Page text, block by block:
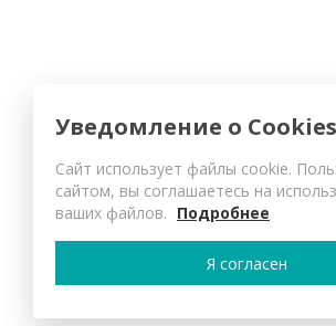
Уведомление о Cookies
Сайт использует файлы cookie.
сайтом, вы соглашаетесь на
ваших файлов. Подробнее
Я согласен